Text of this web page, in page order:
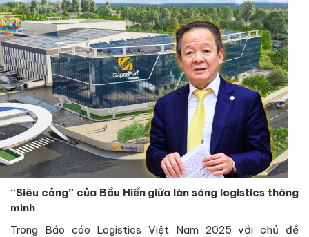
“Siêu cảng” của Bầu Hiển giữa làn sóng logistics thông
minh
Trong Báo cáo Logistics Việt Nam 2025 với chủ đề